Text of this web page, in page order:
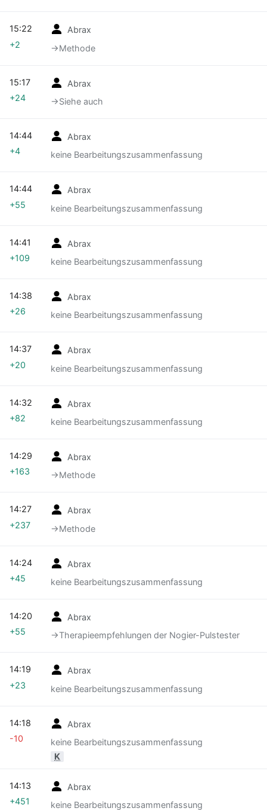
Abrax
→‎Methode
15:22
+2
Abrax
→‎Siehe auch
15:17
+24
Abrax
keine Bearbeitungszusammenfassung
14:44
+4
Abrax
keine Bearbeitungszusammenfassung
14:44
+55
Abrax
keine Bearbeitungszusammenfassung
14:41
+109
Abrax
keine Bearbeitungszusammenfassung
14:38
+26
Abrax
keine Bearbeitungszusammenfassung
14:37
+20
Abrax
keine Bearbeitungszusammenfassung
14:32
+82
Abrax
→‎Methode
14:29
+163
Abrax
→‎Methode
14:27
+237
Abrax
keine Bearbeitungszusammenfassung
14:24
+45
Abrax
→‎Therapieempfehlungen der Nogier-Pulstester
14:20
+55
Abrax
keine Bearbeitungszusammenfassung
14:19
+23
Abrax
keine Bearbeitungszusammenfassung
K
14:18
-10
Abrax
keine Bearbeitungszusammenfassung
14:13
+451